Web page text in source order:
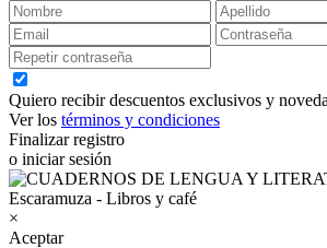
Quiero recibir descuentos exclusivos y
Ver los términos y condiciones
Finalizar registro
o iniciar sesión
×
Aceptar